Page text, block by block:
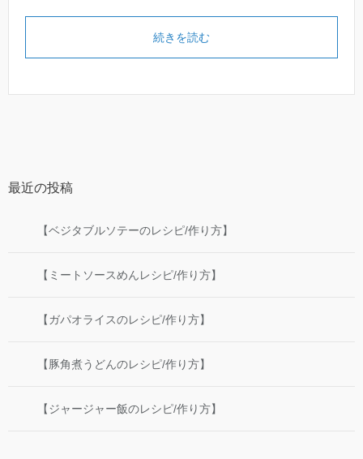
続きを読む
最近の投稿
【ベジタブルソテーのレシピ/作り方】
【ミートソースめんレシピ/作り方】
【ガパオライスのレシピ/作り方】
【豚角煮うどんのレシピ/作り方】
【ジャージャー飯のレシピ/作り方】